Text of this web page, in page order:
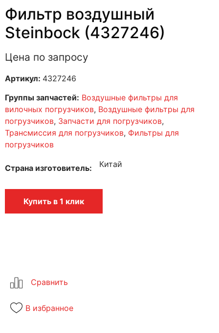
Фильтр воздушный
Steinbock (4327246)
Цена по запросу
Артикул: 4327246
Группы запчастей: Воздушные фильтры для
вилочных погрузчиков, Воздушные фильтры для
погрузчиков, Запчасти для погрузчиков,
Трансмиссия для погрузчиков, Фильтры для
погрузчиков
Страна изготовитель Китай
Купить в 1 клик
В избранное